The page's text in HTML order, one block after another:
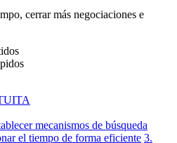
cerrar más negociaciones e
mecanismos de búsqueda
el tiempo de forma eficiente 3.